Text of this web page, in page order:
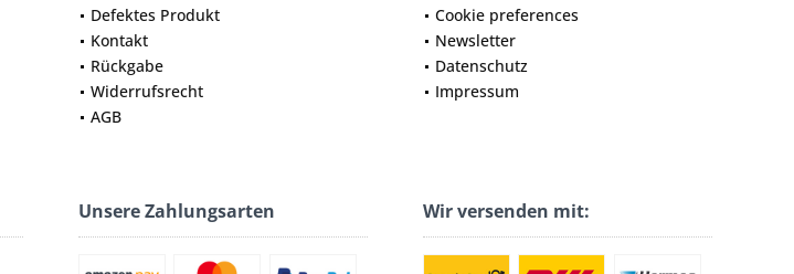
Defektes Produkt
Kontakt
Rückgabe
Widerrufsrecht
AGB
Cookie preferences
Newsletter
Datenschutz
Impressum
Unsere Zahlungsarten Wir versenden mit: